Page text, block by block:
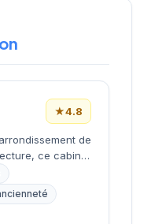
★4.8
de
ce cabinet
activités depuis
Dirigé par
entreprises
avec une